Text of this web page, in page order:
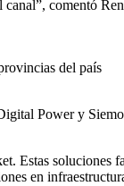
comentó
del país
Power y
Estas soluciones
en